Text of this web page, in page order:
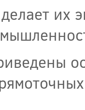
делает